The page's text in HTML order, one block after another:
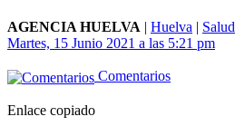
AGENCIA HUELVA | Huelva | Salud
Martes, 15 Junio 2021 a las 5:21 pm
Comentarios
Enlace copiado